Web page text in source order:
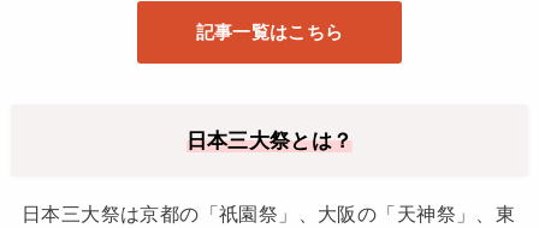
記事一覧はこちら
日本三大祭とは？
日本三大祭は京都の「祇園祭」、大阪の「天神祭」、東